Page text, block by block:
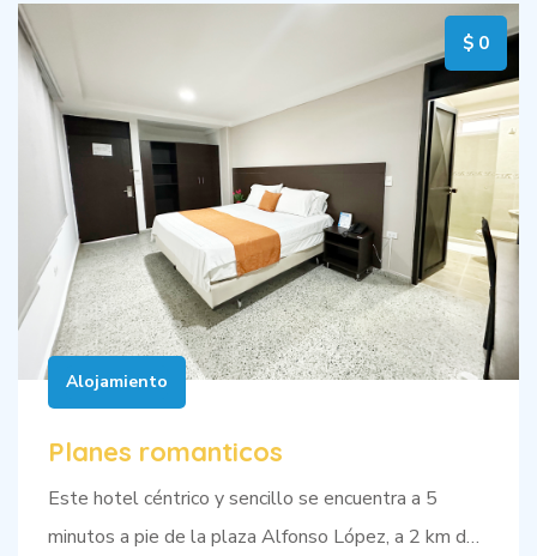
$ 0
Alojamiento
Planes romanticos
Este hotel céntrico y sencillo se encuentra a 5
minutos a pie de la plaza Alfonso López, a 2 km del